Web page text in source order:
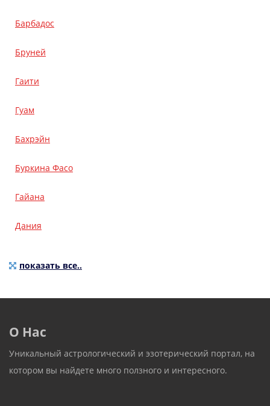
Барбадос
Бруней
Гаити
Гуам
Бахрэйн
Буркина Фасо
Гайана
Дания
показать все..
О Нас
Уникальный астрологический и эзотерический портал, на
котором вы найдете много ползного и интересного.